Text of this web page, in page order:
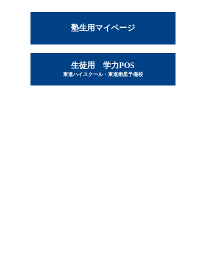
塾生用マイページ
生徒用 学力POS
東進ハイスクール・東進衛星予備校